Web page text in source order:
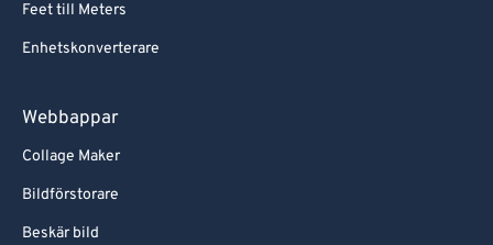
Feet till Meters
Enhetskonverterare
Webbappar
Collage Maker
Bildförstorare
Beskär bild